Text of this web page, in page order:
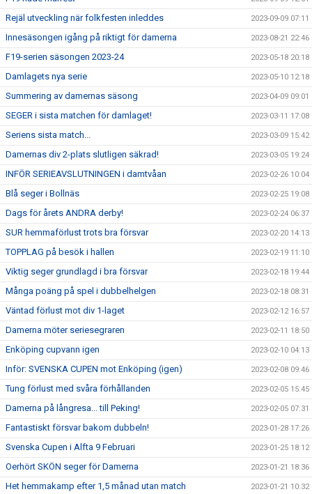
Rejäl utveckling när folkfesten inleddes 2023-09-09 07:11
Innesäsongen igång på riktigt för damerna 2023-08-21 22:46
F19-serien säsongen 2023-24 2023-05-18 20:18
Damlagets nya serie 2023-05-10 12:18
Summering av damernas säsong 2023-04-09 09:01
SEGER i sista matchen för damlaget! 2023-03-11 17:08
Seriens sista match... 2023-03-09 15:42
Damernas div 2-plats slutligen säkrad! 2023-03-05 19:24
INFÖR SERIEAVSLUTNINGEN i damtvåan 2023-02-26 10:04
Blå seger i Bollnäs 2023-02-25 19:08
Dags för årets ANDRA derby! 2023-02-24 06:37
SUR hemmaförlust trots bra försvar 2023-02-20 14:13
TOPPLAG på besök i hallen 2023-02-19 11:10
Viktig seger grundlagd i bra försvar 2023-02-18 19:44
Många poäng på spel i dubbelhelgen 2023-02-18 08:31
Väntad förlust mot div 1-laget 2023-02-12 16:57
Damerna möter seriesegraren 2023-02-11 18:50
Enköping cupvann igen 2023-02-10 04:13
Inför: SVENSKA CUPEN mot Enköping (igen) 2023-02-08 09:46
Tung förlust med svåra förhållanden 2023-02-05 15:45
Damerna på långresa... till Peking! 2023-02-05 07:31
Fantastiskt försvar bakom dubbeln! 2023-01-28 17:26
Svenska Cupen i Alfta 9 Februari 2023-01-25 18:12
Oerhört SKÖN seger för Damerna 2023-01-21 18:36
Het hemmakamp efter 1,5 månad utan match 2023-01-21 10:32